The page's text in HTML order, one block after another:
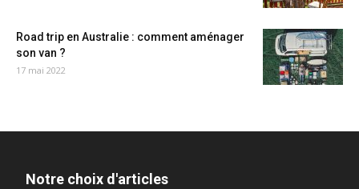
Road trip en Australie : comment aménager
son van ?
17 mai 2022
Notre choix d'articles